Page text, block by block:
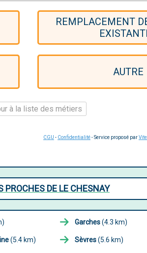
REMPLACEMENT
AUTRE
à la liste des métiers
CGU - Confidentialité- Service proposé par
PROCHES DE LE CHESNAY
Garches(4.3 km)
(5.4 km) Sèvres(5.6 km)